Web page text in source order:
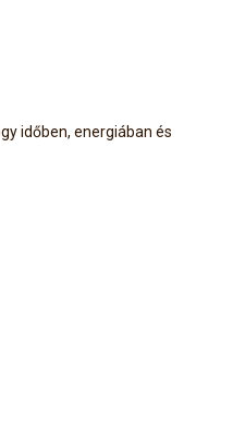
időben, energiában és